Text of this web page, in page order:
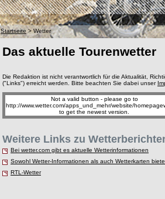
Startseite > Wetter
Das aktuelle Tourenwetter
Die Redaktion ist nicht verantwortlich für die Aktualität,
("Links") erreicht werden. Bitte beachten Sie dabei unser
Not a valid button - please go to
http://www.wetter.com/apps_und_mehr/website/
to get the newest version.
Weitere Links zu
Bei wetter.com gibt es aktuelle Wetterinformationen
Sowohl Wetter-Informationen als auch Wetterkarten
RTL-Wetter